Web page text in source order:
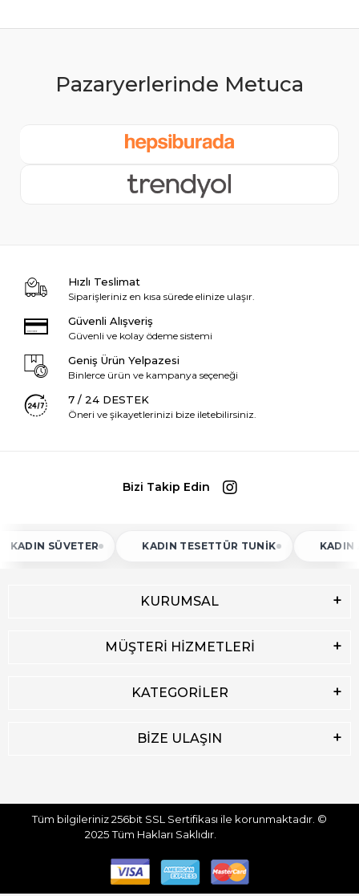
Hızlı Teslimat
Siparişleriniz en kısa sürede elinize ulaşır.
Güvenli Alışveriş
Güvenli ve kolay ödeme sistemi
Geniş Ürün Yelpazesi
Binlerce ürün ve kampanya seçeneği
7 / 24 DESTEK
Öneri ve şikayetlerinizi bize iletebilirsiniz.
Bizi Takip Edin
SÜVETER KADIN TESETTÜR TUNIK KADIN ATLET
KURUMSAL
MÜŞTERİ HİZMETLERİ
KATEGORİLER
BİZE ULAŞIN
Tüm bilgileriniz 256bit SSL Sertifikası ile korunmaktadır. ©
2025Tüm Hakları Saklıdır.